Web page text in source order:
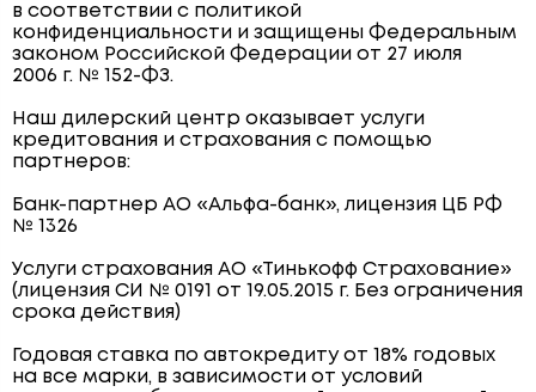
в соответствии с политикой
конфиденциальности и защищены Федеральным
законом Российской Федерации от 27 июля
2006 г. № 152-ФЗ.
Наш дилерский центр оказывает услуги
кредитования и страхования с помощью
партнеров:
Банк-партнер АО «Альфа-банк», лицензия ЦБ РФ
№ 1326
Услуги страхования АО «Тинькофф Страхование»
(лицензия СИ № 0191 от 19.05.2015 г. Без ограничения
срока действия)
Годовая ставка по автокредиту от 18% годовых
на все марки, в зависимости от условий